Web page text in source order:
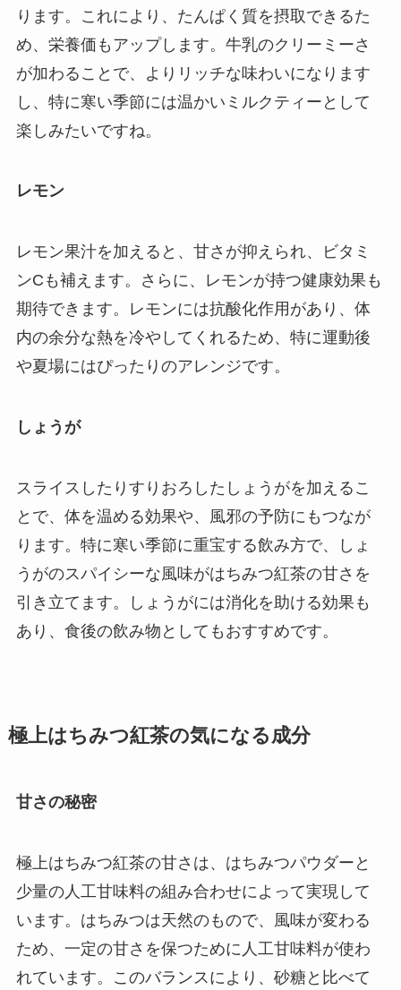
ります。これにより、たんぱく質を摂取できるた
め、栄養価もアップします。牛乳のクリーミーさ
が加わることで、よりリッチな味わいになります
し、特に寒い季節には温かいミルクティーとして
楽しみたいですね。
レモン
レモン果汁を加えると、甘さが抑えられ、ビタミ
ンCも補えます。さらに、レモンが持つ健康効果も
期待できます。レモンには抗酸化作用があり、体
内の余分な熱を冷やしてくれるため、特に運動後
や夏場にはぴったりのアレンジです。
しょうが
スライスしたりすりおろしたしょうがを加えるこ
とで、体を温める効果や、風邪の予防にもつなが
ります。特に寒い季節に重宝する飲み方で、しょ
うがのスパイシーな風味がはちみつ紅茶の甘さを
引き立てます。しょうがには消化を助ける効果も
あり、食後の飲み物としてもおすすめです。
極上はちみつ紅茶の気になる成分
甘さの秘密
極上はちみつ紅茶の甘さは、はちみつパウダーと
少量の人工甘味料の組み合わせによって実現して
います。はちみつは天然のもので、風味が変わる
ため、一定の甘さを保つために人工甘味料が使わ
れています。このバランスにより、砂糖と比べて